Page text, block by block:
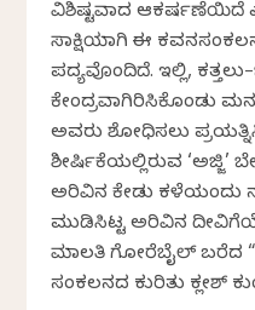
ವಿಶಿಷ್ಟವಾದ ಆಕರ್ಷಣೆಯಿದೆ
ಸಾಕ್ಷಿಯಾಗಿ ಈ
ಪದ್ಯವೊಂದಿದೆ. ಇಲ್ಲಿ,
ಕೇಂದ್ರವಾಗಿರಿಸಿಕೊಂಡು
ಅವರು ಶೋಧಿ‌ಸಲು
ಶೀರ್ಷಿಕೆಯಲ್ಲಿರುವ ‘ಅಜ್ಜಿ’
ಅರಿವಿನ ಕೇಡು
ಮುಡಿಸಿಟ್ಟ ಅರಿವಿನ
ಮಾಲತಿ ಗೋರೆಬೈಲ್ ಬರೆದ
ಸಂಕಲನದ ಕುರಿತು ಕಲ್ಲೇಶ್‌